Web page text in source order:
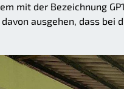
mit der Bezeichnung
ausgehen, dass